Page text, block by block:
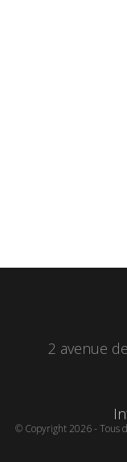
2 avenue
© Copyright 2026 - Tous